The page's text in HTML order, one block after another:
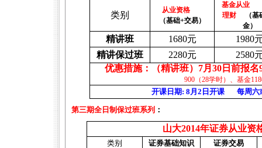
类别
从业资格
（基础+交易）
基金从业
理财
（基
金）
精讲班 1680元 1980
精讲保过班
2280元 2580
优惠措施：（精讲班） 7月30日前报名
900（28学时）、基金
开课日期: 8月2 日 开课 每周六
第三期全日制保过班系列 ：
山大2014年证券从业资
类别 证券基础知识
证券交易